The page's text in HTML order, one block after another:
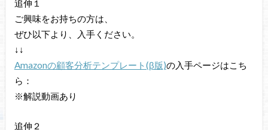
追伸１
ご興味をお持ちの方は、
ぜひ以下より、入手ください。
↓↓
Amazonの顧客分析テンプレート(β版)の入手ページはこち
ら：
※解説動画あり
追伸２